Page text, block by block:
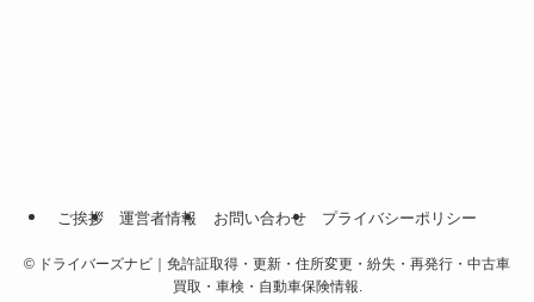
ご挨拶 運営者情報 お問い合わせ プライバシーポリシー
© ドライバーズナビ｜免許証取得・更新・住所変更・紛失・再発行・中古車
買取・車検・自動車保険情報.